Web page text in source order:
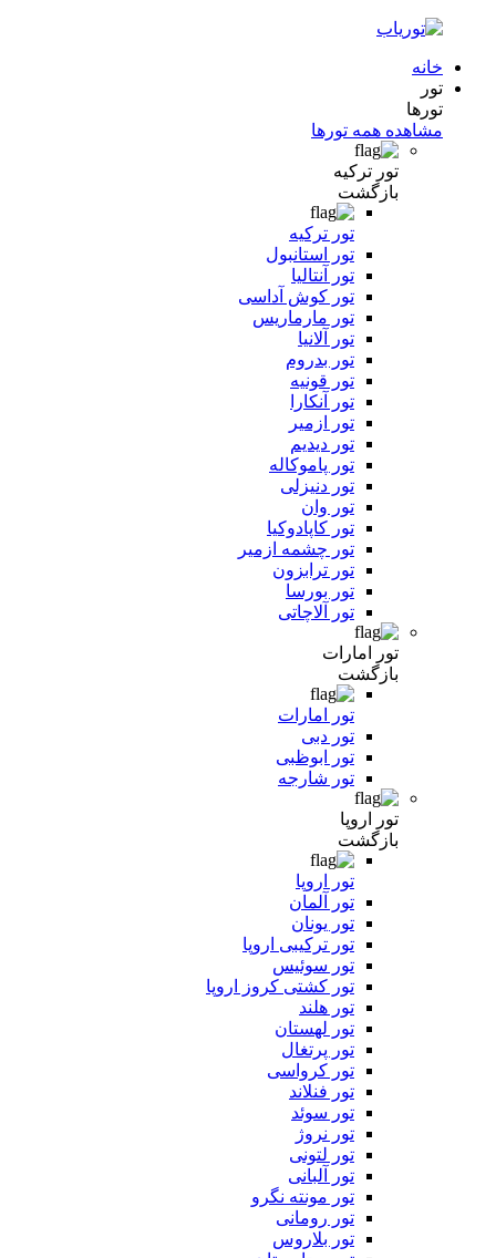
خانه
تور
تورها
مشاهده همه تورها
تور ترکیه
بازگشت
تور ترکیه
تور استانبول
تور آنتالیا
تور کوش آداسی
تور مارماریس
تور آلانیا
تور بدروم
تور قونیه
تور آنکارا
تور ازمیر
تور دیدیم
تور پاموکاله
تور دنیزلی
تور وان
تور کاپادوکیا
تور چشمه ازمیر
تور ترابزون
تور بورسا
تور آلاچاتی
تور امارات
بازگشت
تور امارات
تور دبی
تور ابوظبی
تور شارجه
تور اروپا
بازگشت
تور اروپا
تور آلمان
تور یونان
تور ترکیبی اروپا
تور سوئیس
تور کشتی کروز اروپا
تور هلند
تور لهستان
تور پرتغال
تور کرواسی
تور فنلاند
تور سوئد
تور نروژ
تور لتونی
تور آلبانی
تور مونته نگرو
تور رومانی
تور بلاروس